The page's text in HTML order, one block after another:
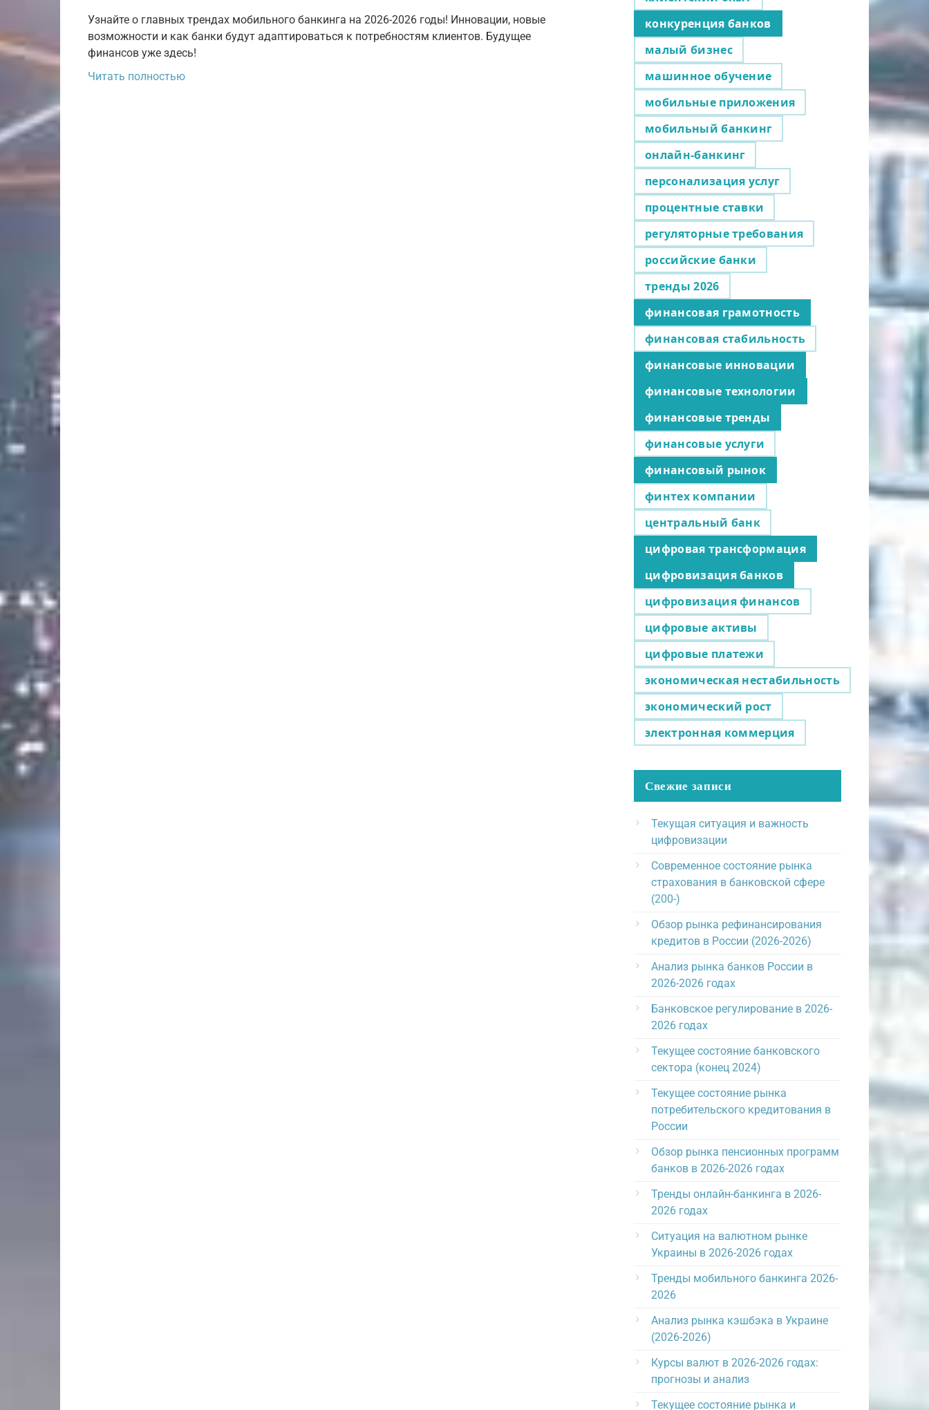
Узнайте о главных трендах мобильного банкинга на 2026-2026 годы! Инновации, новые
возможности и как банки будут адаптироваться к потребностям клиентов. Будущее
финансов уже здесь!
Читать полностью
конкуренция банков
малый бизнес
машинное обучение
мобильные приложения
мобильный банкинг
онлайн-банкинг
персонализация услуг
процентные ставки
регуляторные требования
российские банки
тренды 2026
финансовая грамотность
финансовая стабильность
финансовые инновации
финансовые технологии
финансовые тренды
финансовые услуги
финансовый рынок
финтех компании
центральный банк
цифровая трансформация
цифровизация банков
цифровизация финансов
цифровые активы
цифровые платежи
экономическая нестабильность
экономический рост
электронная коммерция
Свежие записи
Текущая ситуация и важность
цифровизации
Современное состояние рынка
страхования в банковской сфере
(200-)
Обзор рынка рефинансирования
кредитов в России (2026-2026)
Анализ рынка банков России в
2026-2026 годах
Банковское регулирование в 2026-
2026 годах
Текущее состояние банковского
сектора (конец 2024)
Текущее состояние рынка
потребительского кредитования в
России
Обзор рынка пенсионных программ
банков в 2026-2026 годах
Тренды онлайн-банкинга в 2026-
2026 годах
Ситуация на валютном рынке
Украины в 2026-2026 годах
Тренды мобильного банкинга 2026-
2026
Анализ рынка кэшбэка в Украине
(2026-2026)
Курсы валют в 2026-2026 годах:
прогнозы и анализ
Текущее состояние рынка и